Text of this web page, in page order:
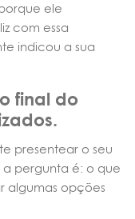
ele
com essa
indicou a sua
final do
presentear o seu
a pergunta é: o que
algumas opções